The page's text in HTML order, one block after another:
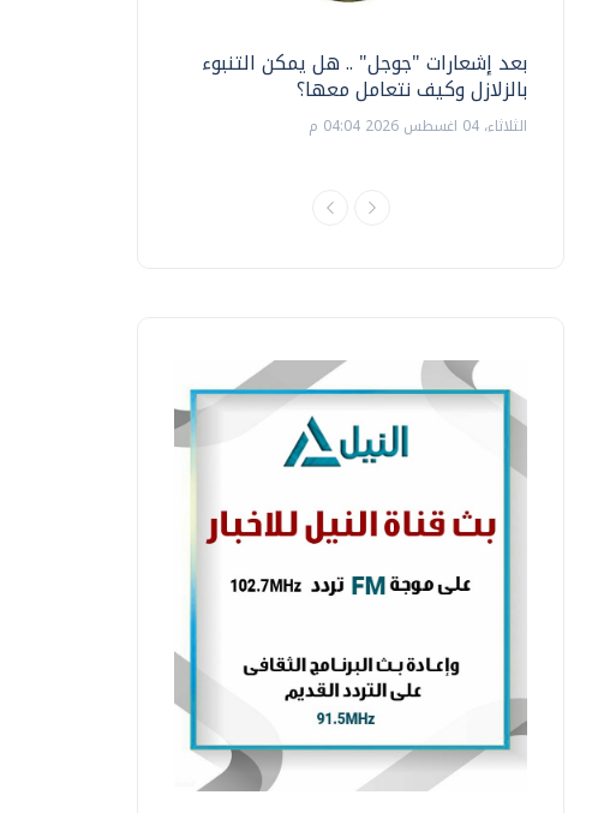
بعد إشعارات "جوجل" .. هل يمكن التنبوء
بالزلازل وكيف نتعامل معها؟
الثلاثاء، 04 اغسطس 2026 04:04 م